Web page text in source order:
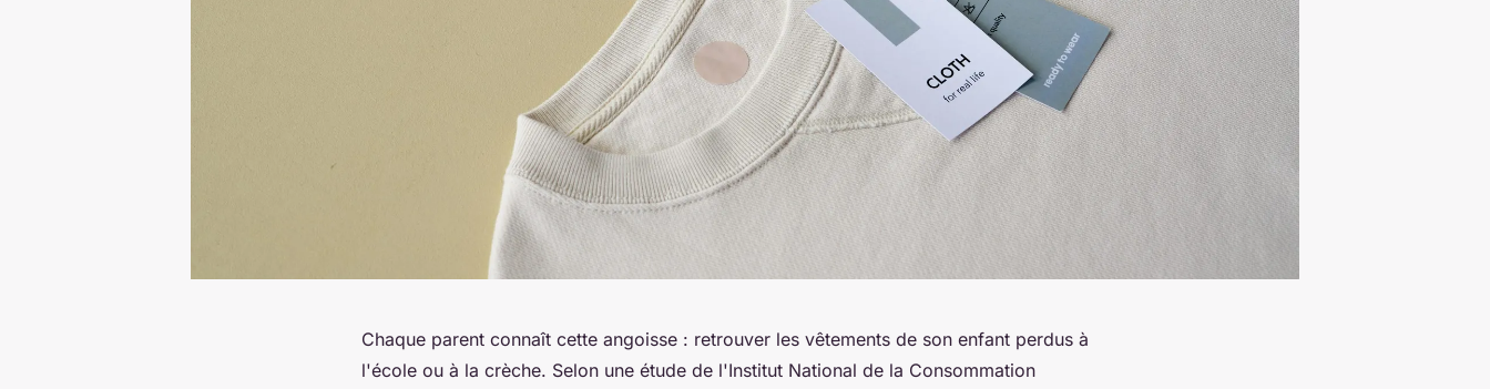
Chaque parent connaît cette angoisse : retrouver les vêtements de son enfant perdus à
l'école ou à la crèche. Selon une étude de l'Institut National de la Consommation